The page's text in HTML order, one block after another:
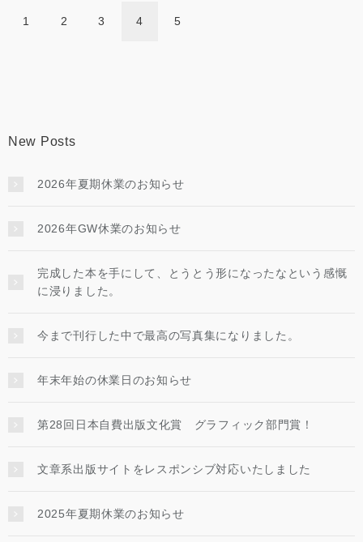
1 2 3 4 5
New Posts
2026年夏期休業のお知らせ
2026年GW休業のお知らせ
完成した本を手にして、とうとう形になったなという感慨
に浸りました。
今まで刊行した中で最高の写真集になりました。
年末年始の休業日のお知らせ
第28回日本自費出版文化賞 グラフィック部門賞！
文章系出版サイトをレスポンシブ対応いたしました
2025年夏期休業のお知らせ